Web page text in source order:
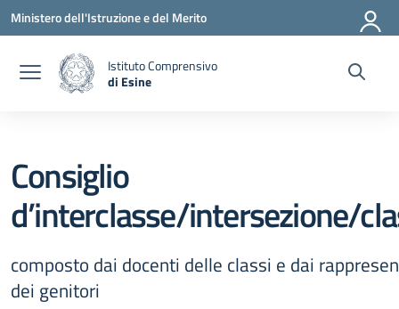
Vai ai contenuti
Vai al menu di navigazione
Vai al footer
Ministero dell'Istruzione e del Merito
Istituto Comprensivo
di Esine
Consiglio
d’interclasse/intersezione/
composto dai docenti delle classi e dai
dei genitori